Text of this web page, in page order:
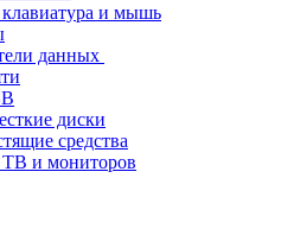
и мышь
данных
диски
средства
и мониторов